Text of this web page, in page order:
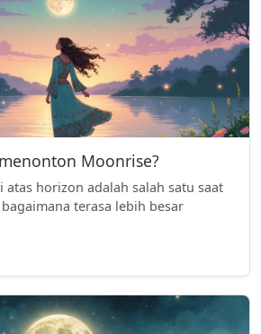
Moonrise?
atas horizon adalah salah satu saat
terasa lebih besar